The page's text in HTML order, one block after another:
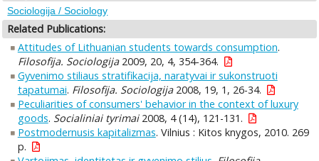
Sociologija / Sociology
Related Publications:
Attitudes of Lithuanian students towards consumption.
Filosofija. Sociologija2009, 20, 4, 354-364.
Gyvenimo stiliaus stratifikacija, naratyvai ir sukonstruoti
tapatumai. Filosofija. Sociologija2008, 19, 1, 26-34.
Peculiarities of consumers' behavior in the context of luxury
goods. Socialiniai tyrimai2008, 4 (14), 121-131.
Postmodernusis kapitalizmas. Vilnius : Kitos knygos, 2010. 269
p.